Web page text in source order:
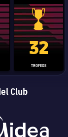
del Mundial deCopa del
32
TROFEOS
Club